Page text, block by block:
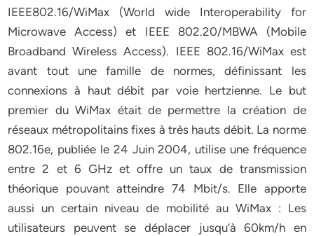
IEEE802.16/WiMax (World wide Interoperability for
Microwave Access) et IEEE 802.20/MBWA (Mobile
Broadband Wireless Access). IEEE 802.16/WiMax est
avant tout une famille de normes, définissant les
connexions à haut débit par voie hertzienne. Le but
premier du WiMax était de permettre la création de
réseaux métropolitains fixes à très hauts débit. La norme
802.16e, publiée le 24 Juin 2004, utilise une fréquence
entre 2 et 6 GHz et offre un taux de transmission
théorique pouvant atteindre 74 Mbit/s. Elle apporte
aussi un certain niveau de mobilité au WiMax : Les
utilisateurs peuvent se déplacer jusqu’à 60km/h en